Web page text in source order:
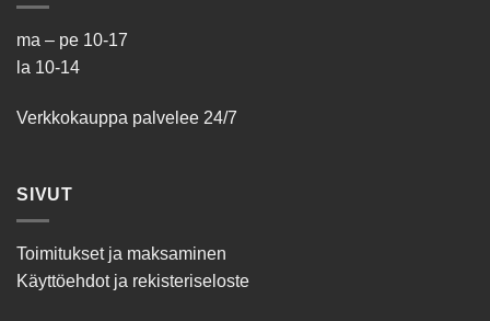
ma – pe 10-17
la 10-14
Verkkokauppa palvelee 24/7
SIVUT
Toimitukset ja maksaminen
Käyttöehdot ja rekisteriseloste